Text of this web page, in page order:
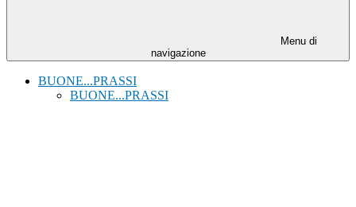
Menu di
navigazione
BUONE...PRASSI
BUONE...PRASSI